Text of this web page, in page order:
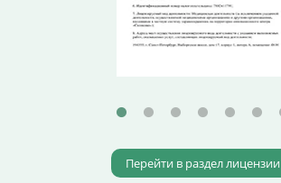
Перейти в раздел лицензии